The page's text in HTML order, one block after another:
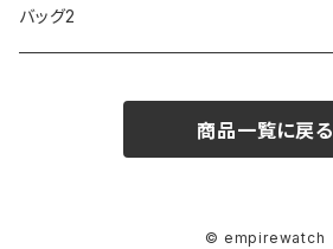
ARCA FUTURA
VANQUISH
VIVIENNE WESTWOOD
ISLAND
PRADA
その他
SWAROVSKI
COACH
OMRON
SPICE OF LIFE
ZIPPO
TSUBOTA PEARL
バッグ2
商品一覧に戻る
© empirewatch